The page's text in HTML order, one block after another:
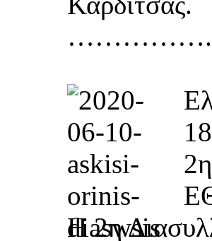
…………….
H 2η